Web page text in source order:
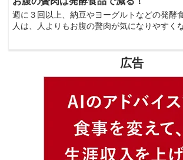
週に３回以上、納豆やヨーグルトなどの発酵
人は、人よりもお腹の贅肉が気になりやすく
広告